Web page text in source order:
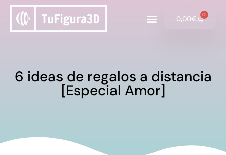
0,00€ 0
6 ideas de regalos a distancia
[Especial Amor]